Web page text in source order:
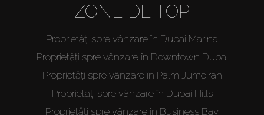
ZONE DE TOP
Proprietăți spre vânzare în Dubai Marina
Proprietăți spre vânzare în Downtown Dubai
Proprietăți spre vânzare în Palm Jumeirah
Proprietăți spre vânzare în Dubai Hills
Proprietăți spre vânzare în Business Bay